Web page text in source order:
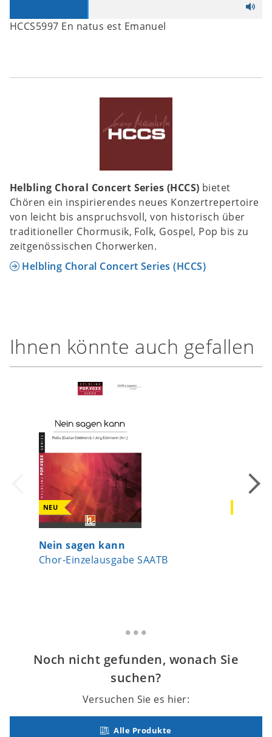
HCCS5997 En natus est Emanuel
Helbling Choral Concert Series (HCCS) bietet
Chören ein inspirierendes neues Konzertrepertoire
von leicht bis anspruchsvoll, von historisch über
traditioneller Chormusik, Folk, Gospel, Pop bis zu
zeitgenössischen Chorwerken.
Helbling Choral Concert Series (HCCS)
Ihnen könnte auch gefallen
NEU
Nein sagen kann
Chor-Einzelausgabe SAATB
Noch nicht gefunden, wonach Sie
suchen?
Versuchen Sie es hier:
Alle Produkte